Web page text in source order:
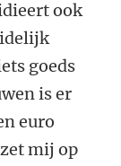
ook
goeds
is er
euro
mij op